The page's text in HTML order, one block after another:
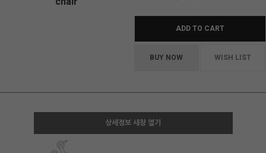
ADD TO CART
BUY NOW WISH LIST
상세정보 새창 열기